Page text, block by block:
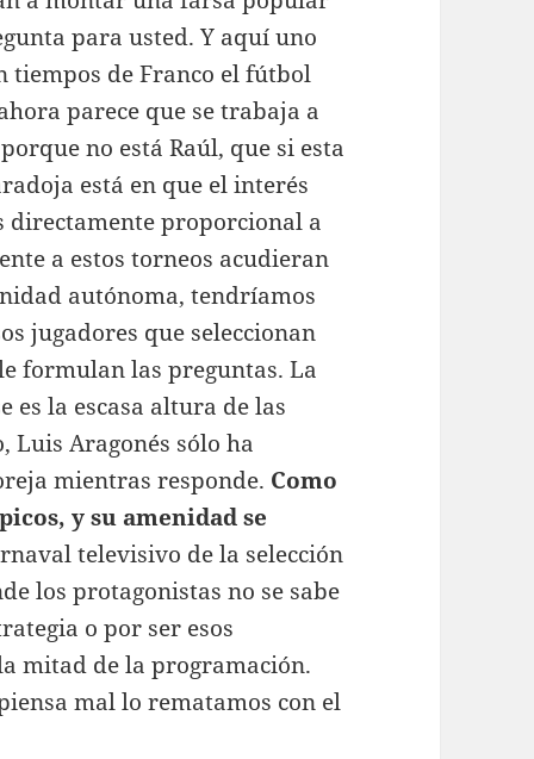
para usted. Y aquí uno
tiempos de Franco el fútbol
parece que se trabaja a
no está Raúl, que si esta
está en que el interés
directamente proporcional a
a estos torneos acudieran
autónoma, tendríamos
jugadores que seleccionan
formulan las preguntas. La
es la escasa altura de las
Luis Aragonés sólo ha
mientras responde. Como
y su amenidad se
televisivo de la selección
los protagonistas no se sabe
o por ser esos
mitad de la programación.
mal lo rematamos con el